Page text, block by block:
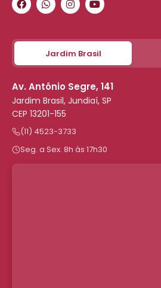
Jardim Brasil
Av. Antônio Segre, 141
Jardim Brasil, Jundiaí, SP
CEP 13201-155
(11) 4523-3733
Seg. a Sex. 8h às 17h30